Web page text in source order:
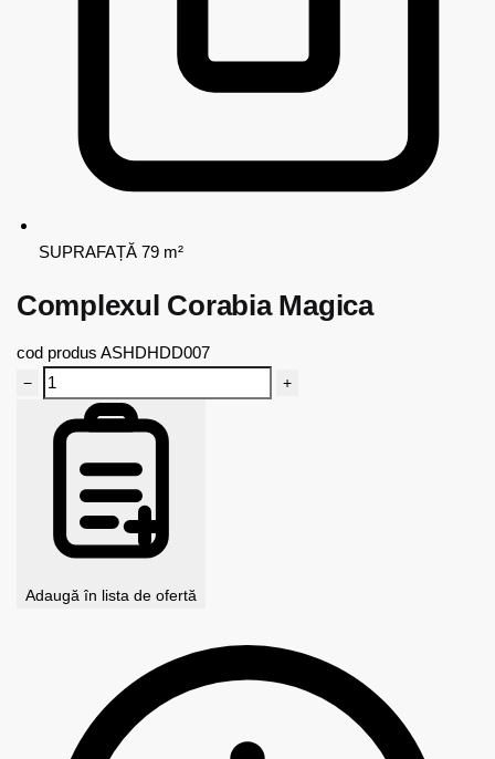
SUPRAFAȚĂ 79 m²
Complexul Corabia Magica
cod produs ASHDHDD007
− +
Adaugă în lista de ofertă